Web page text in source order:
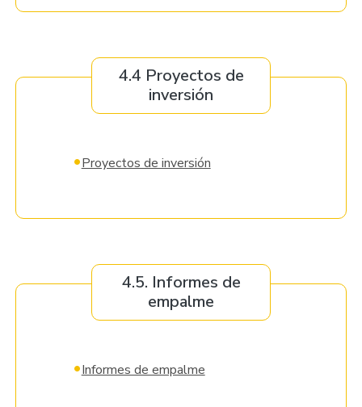
4.4 Proyectos de
inversión
•Proyectos de inversión
4.5. Informes de
empalme
•Informes de empalme